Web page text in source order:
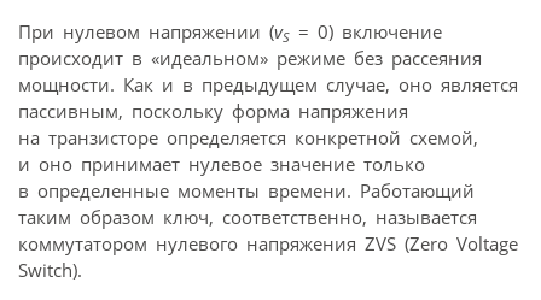
При нулевом напряжении (vS = 0) включение
происходит в «идеальном» режиме без рассеяния
мощности. Как и в предыдущем случае, оно является
пассивным, поскольку форма напряжения
на транзисторе определяется конкретной схемой,
и оно принимает нулевое значение только
в определенные моменты времени. Работающий
таким образом ключ, соответственно, называется
коммутатором нулевого напряжения ZVS (Zero Voltage
Switch).